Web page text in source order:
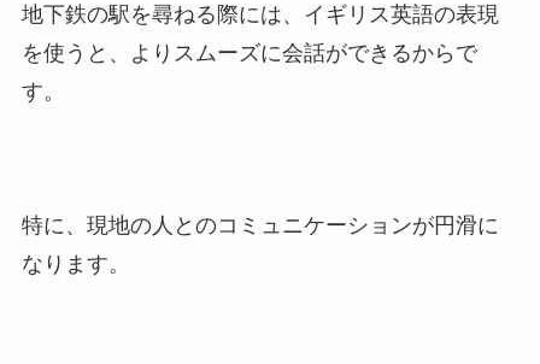
地下鉄の駅を尋ねる際には、イギリス英語の表現
を使うと、よりスムーズに会話ができるからで
す。
特に、現地の人とのコミュニケーションが円滑に
なります。